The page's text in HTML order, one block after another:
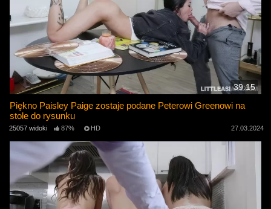
39:15
Piękno Paisley Paige zostaje podane Peterowi Greenowi na
stole do rysunku
25057 widoki 87% HD 27.03.2024